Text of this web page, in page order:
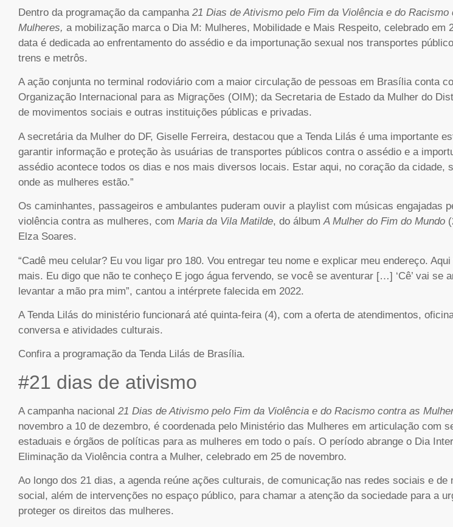
Dentro da programação da campanha 21 Dias de Ativismo pelo Fim da Violência e do Racismo
Mulheres, a mobilização marca o Dia M: Mulheres, Mobilidade e Mais Respeito, celebrado em
data é dedicada ao enfrentamento do assédio e da importunação sexual nos transportes
trens e metrôs.
A ação conjunta no terminal rodoviário com a maior circulação de pessoas em Brasília conta
Organização Internacional para as Migrações (OIM); da Secretaria de Estado da Mulher do
de movimentos sociais e outras instituições públicas e privadas.
A secretária da Mulher do DF, Giselle Ferreira, destacou que a Tenda Lilás é uma importante
garantir informação e proteção às usuárias de transportes públicos contra o assédio e a
assédio acontece todos os dias e nos mais diversos locais. Estar aqui, no coração da cidade,
onde as mulheres estão.”
Os caminhantes, passageiros e ambulantes puderam ouvir a playlist com músicas engajadas
violência contra as mulheres, com Maria da Vila Matilde, do álbumA Mulher do Fim do Mundo
Elza Soares.
“Cadê meu celular? Eu vou ligar pro 180. Vou entregar teu nome e explicar meu endereço.
mais. Eu digo que não te conheço E jogo água fervendo, se você se aventurar […] ‘Cê’ vai se
levantar a mão pra mim”, cantou a intérprete falecida em 2022.
A Tenda Lilás do ministério funcionará até quinta-feira (4), com a oferta de atendimentos,
conversa e atividades culturais.
Confira a programação da Tenda Lilás de Brasília.
#21 dias de ativismo
A campanha nacional 21 Dias de Ativismo pelo Fim da Violência e do Racismo contra as
novembro a 10 de dezembro, é coordenada pelo Ministério das Mulheres em articulação com
estaduais e órgãos de políticas para as mulheres em todo o país. O período abrange o Dia
Eliminação da Violência contra a Mulher, celebrado em 25 de novembro.
Ao longo dos 21 dias, a agenda reúne ações culturais, de comunicação nas redes sociais e de
social, além de intervenções no espaço público, para chamar a atenção da sociedade para a
proteger os direitos das mulheres.